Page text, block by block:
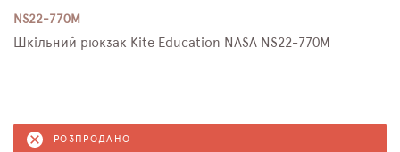
NS22-770M
Шкільний рюкзак Kite Education NASA NS22-770M
РОЗПРОДАНО